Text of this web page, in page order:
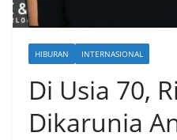
HIBURAN INTERNASIONAL
Di Usia 70,
Dikarunia